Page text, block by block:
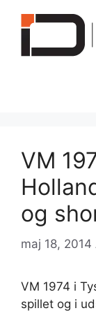
VM
og
maj 18, 2014
VM 1974 i
spillet og i